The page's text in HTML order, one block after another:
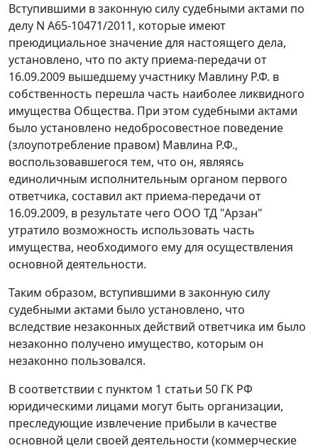
Вступившими в законную силу судебными актами по
делу N А65-10471/2011, которые имеют
преюдициальное значение для настоящего дела,
установлено, что по акту приема-передачи от
16.09.2009 вышедшему участнику Мавлину Р.Ф. в
собственность перешла часть наиболее ликвидного
имущества Общества. При этом судебными актами
было установлено недобросовестное поведение
(злоупотребление правом) Мавлина Р.Ф.,
воспользовавшегося тем, что он, являясь
единоличным исполнительным органом первого
ответчика, составил акт приема-передачи от
16.09.2009, в результате чего ООО ТД "Арзан"
утратило возможность использовать часть
имущества, необходимого ему для осуществления
основной деятельности.
Таким образом, вступившими в законную силу
судебными актами было установлено, что
вследствие незаконных действий ответчика им было
незаконно получено имущество, которым он
незаконно пользовался.
В соответствии с пунктом 1 статьи 50 ГК РФ
юридическими лицами могут быть организации,
преследующие извлечение прибыли в качестве
основной цели своей деятельности (коммерческие